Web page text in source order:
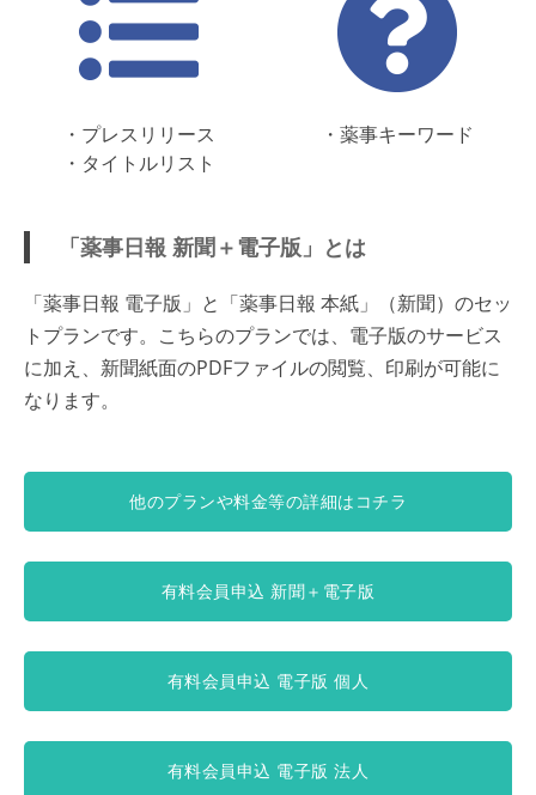
・プレスリリース
・タイトルリスト
・薬事キーワード
「薬事日報 新聞＋電子版」とは
「薬事日報 電子版」と「薬事日報 本紙」（新聞）のセッ
トプランです。こちらのプランでは、電子版のサービス
に加え、新聞紙面のPDFファイルの閲覧、印刷が可能に
なります。
他のプランや料金等の詳細はコチラ
有料会員申込 新聞＋電子版
有料会員申込 電子版 個人
有料会員申込 電子版 法人